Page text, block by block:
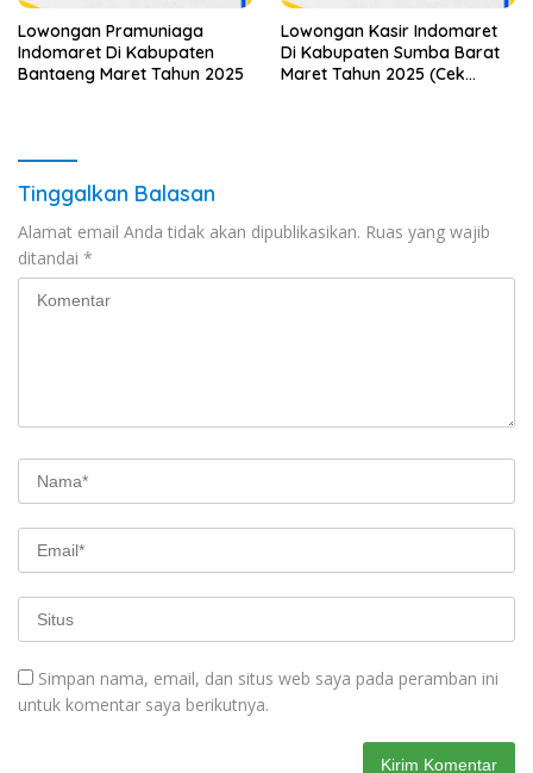
Lowongan Pramuniaga
Indomaret Di Kabupaten
Bantaeng Maret Tahun 2025
Lowongan Kasir Indomaret
Di Kabupaten Sumba Barat
Maret Tahun 2025 (Cek
Tinggalkan Balasan
Alamat email Anda tidak akan dipublikasikan. Ruas yang wajib
ditandai *
Simpan nama, email, dan situs web saya pada peramban ini
untuk komentar saya berikutnya.